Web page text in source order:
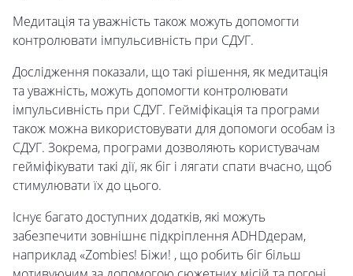
Медитація та уважність також можуть допомогти
контролювати імпульсивність при СДУГ.
Дослідження показали, що такі рішення, як медитація
та уважність, можуть допомогти контролювати
імпульсивність при СДУГ. Гейміфікація та програми
також можна використовувати для допомоги особам із
СДУГ. Зокрема, програми дозволяють користувачам
гейміфікувати такі дії, як біг і лягати спати вчасно, щоб
стимулювати їх до цього.
Існує багато доступних додатків, які можуть
забезпечити зовнішнє підкріплення ADHDдерам,
наприклад «Zombies! Біжи! , що робить біг більш